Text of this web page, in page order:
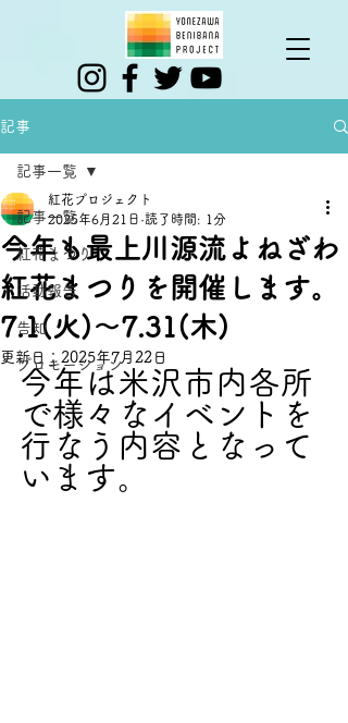
記事
記事一覧
紅花まつり
活動報告
告知
プロモーション
記事一覧
今年も最上川源流よねざわ
紅花まつりを開催します。
7.1(火)～7.31(木)
紅花プロジェクト
2025年6月21日 読了時間: 1分
更新日： 2025年7月22日
今年は米沢市内各所
で様々なイベントを
行なう内容となって
います。